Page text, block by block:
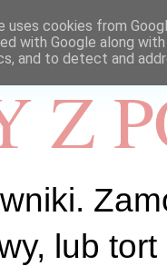
Z
lub tort
uses cookies from
with Google along
and to detect and